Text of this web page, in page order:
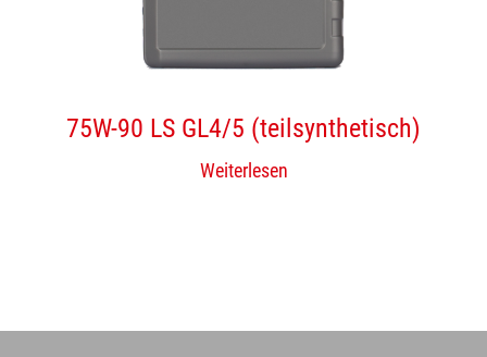
75W-90 LS GL4/5 (teilsynthetisch)
Weiterlesen